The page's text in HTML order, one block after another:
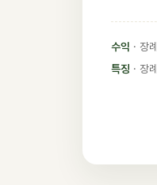
수익 · 장
특징 · 장